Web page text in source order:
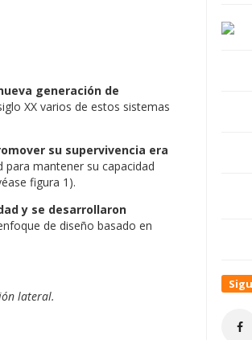
generación de
XX varios de estos sistemas
su supervivencia era
mantener su capacidad
figura 1).
y se desarrollaron
de diseño basado en
lateral.